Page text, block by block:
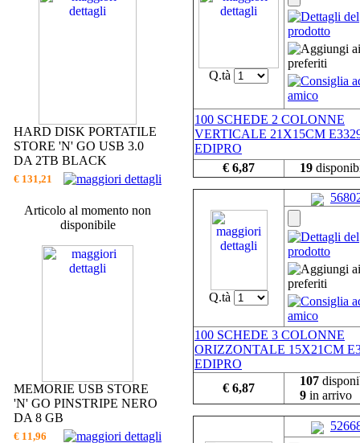
HARD DISK PORTATILE
STORE 'N' GO USB 3.0
DA 2TB BLACK
€ 131,21
Articolo al momento non
disponibile
MEMORIE USB STORE
'N' GO PINSTRIPE NERO
DA 8 GB
€ 11,96
Q.tà
100 SCHEDE 2 COLONNE
VERTICALE 21X15CM
EDIPRO
€ 6,87
19
Q.tà
100 SCHEDE 3 COLONNE
ORIZZONTALE 15X21CM
EDIPRO
€ 6,87
107
9 in arrivo